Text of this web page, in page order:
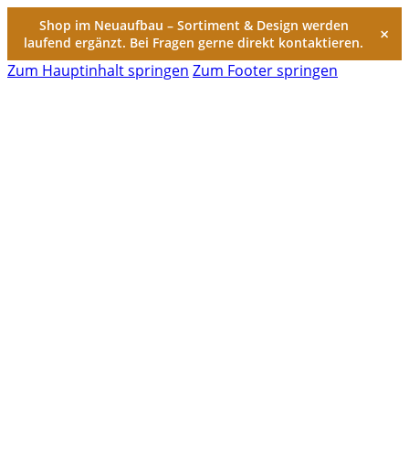
Shop im Neuaufbau – Sortiment & Design werden
laufend ergänzt. Bei Fragen gerne direkt kontaktieren.
×
Zum Hauptinhalt springen Zum Footer springen